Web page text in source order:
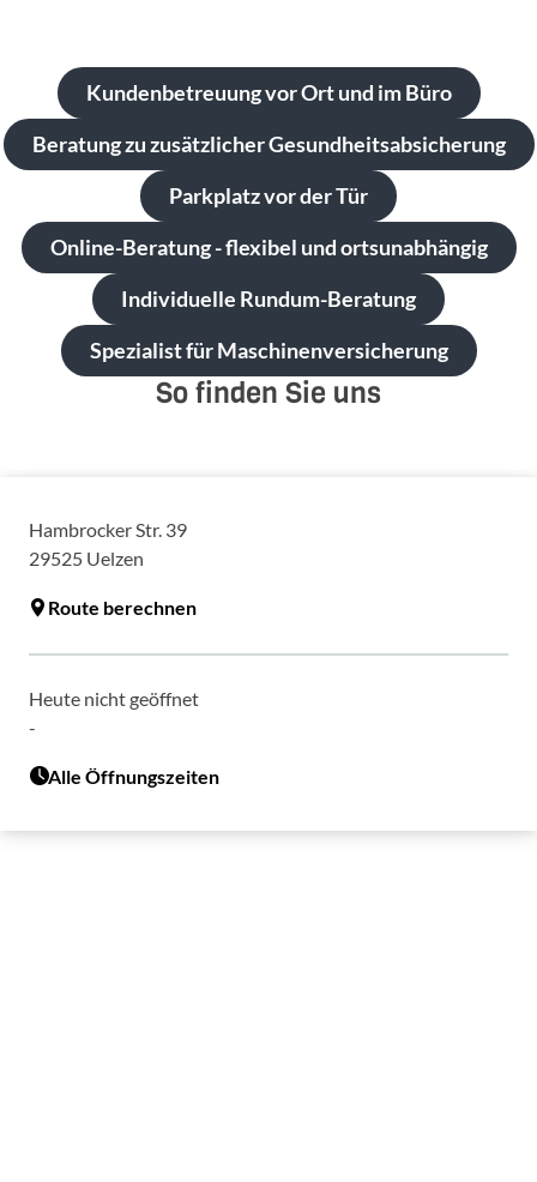
Kundenbetreuung vor Ort und im Büro
Beratung zu zusätzlicher Gesundheitsabsicherung
Parkplatz vor der Tür
Online-Beratung - flexibel und ortsunabhängig
Individuelle Rundum-Beratung
Spezialist für Maschinenversicherung
So finden Sie uns
Hambrocker Str. 39
29525 Uelzen
Route berechnen
Heute nicht geöffnet
-
Alle Öffnungszeiten